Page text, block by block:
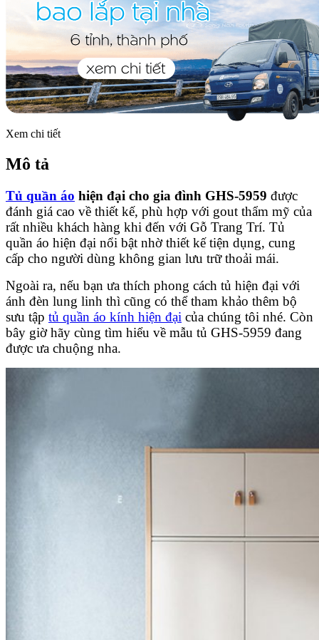
Xem chi tiết
Mô tả
Tủ quần áo hiện đại cho gia đình GHS-5959 được
đánh giá cao về thiết kế, phù hợp với gout thẩm mỹ của
rất nhiều khách hàng khi đến với Gỗ Trang Trí. Tủ
quần áo hiện đại nổi bật nhờ thiết kế tiện dụng, cung
cấp cho người dùng không gian lưu trữ thoải mái.
Ngoài ra, nếu bạn ưa thích phong cách tủ hiện đại với
ánh đèn lung linh thì cũng có thể tham khảo thêm bộ
sưu tập tủ quần áo kính hiện đại của chúng tôi nhé. Còn
bây giờ hãy cùng tìm hiểu về mẫu tủ GHS-5959 đang
được ưa chuộng nha.